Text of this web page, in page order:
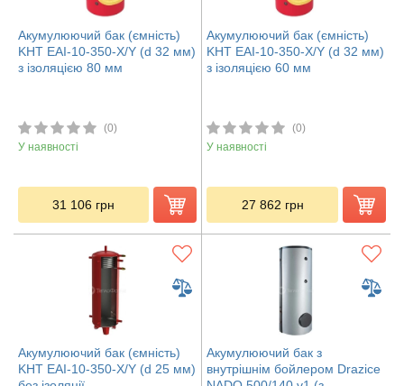
Акумулюючий бак (ємність)
KHT EAI-10-350-X/Y (d 32 мм)
з ізоляцією 80 мм
(0)
У наявності
31 106 грн
Акумулюючий бак (ємність)
KHT EAI-10-350-X/Y (d 32 мм)
з ізоляцією 60 мм
(0)
У наявності
27 862 грн
Акумулюючий бак (ємність)
KHT EAI-10-350-X/Y (d 25 мм)
Акумулюючий бак з
внутрішнім бойлером Drazice